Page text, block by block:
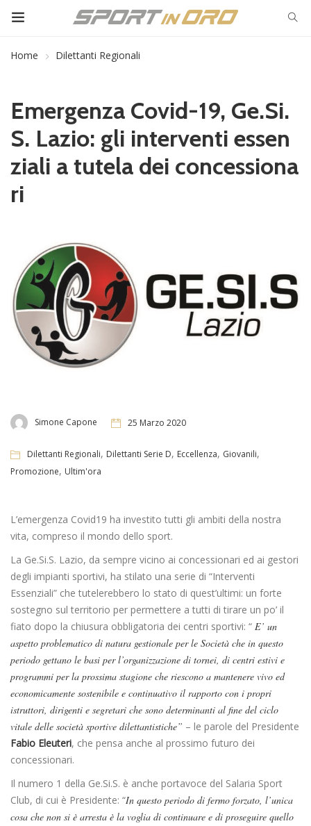
Home Dilettanti Regionali
Emergenza Covid-19, Ge.Si.
S. Lazio: gli interventi essen
ziali a tutela dei concessiona
ri
Simone Capone 25 Marzo 2020
Dilettanti Regionali, Dilettanti Serie D, Eccellenza, Giovanili,
Promozione, Ultim'ora
L’emergenza Covid19 ha investito tutti gli ambiti della nostra
vita, compreso il mondo dello sport.
La Ge.Si.S. Lazio, da sempre vicino ai concessionari ed ai gestori
degli impianti sportivi, ha stilato una serie di “Interventi
Essenziali” che tutelerebbero lo stato di quest’ultimi: un forte
sostegno sul territorio per permettere a tutti di tirare un po’ il
fiato dopo la chiusura obbligatoria dei centri sportivi: “ E’ un
aspetto problematico di natura gestionale per le Società che in questo
periodo gettano le basi per l’organizzazione di tornei, di centri estivi e
programmi per la prossima stagione che riescono a mantenere vivo ed
economicamente sostenibile e continuativo il rapporto con i propri
istruttori, dirigenti e segretari che sono determinanti al fine del ciclo
vitale delle società sportive dilettantistiche” – le parole del Presidente
Fabio Eleuteri, che pensa anche al prossimo futuro dei
concessionari.
Il numero 1 della Ge.Si.S. è anche portavoce del Salaria Sport
Club, di cui è Presidente: “In questo periodo di fermo forzato, l’unica
cosa che non si è arresta è la voglia di continuare e di proseguire quello